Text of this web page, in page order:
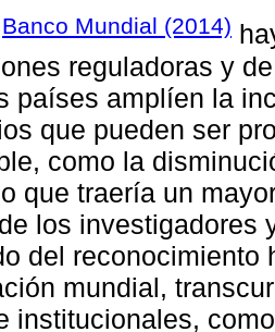
Banco Mundial (2014)
reguladoras y
países amplíen la
que pueden ser
como la
que traería un
los investigadores
del
mundial,
institucionales,